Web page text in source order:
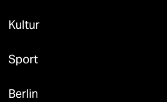
Kultur
Sport
Berlin